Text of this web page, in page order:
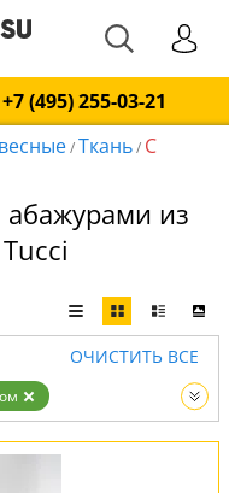
+7 (495) 255-03-21
/Ткань/ С
из
ОЧИСТИТЬ ВСЕ